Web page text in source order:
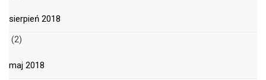
sierpień 2018
(2)
maj 2018